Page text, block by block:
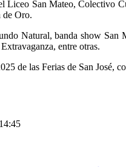
Liceo San Mateo, Colectivo
de Oro.
Natural, banda show
entre otras.
de las Ferias de San José,